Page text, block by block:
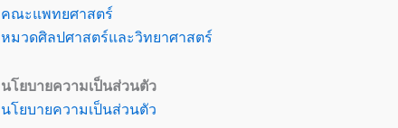
คณะแพทยศาสตร์
หมวดศิลปศาสตร์และวิทยาศาสตร์
นโยบายความเป็นส่วนตัว
นโยบายความเป็นส่วนตัว